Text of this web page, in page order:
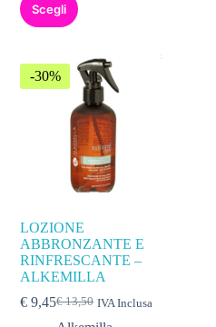
Scegli
-30%
LOZIONE
ABBRONZANTE E
RINFRESCANTE –
ALKEMILLA
€13,50
€ 9,45 IVA Inclusa